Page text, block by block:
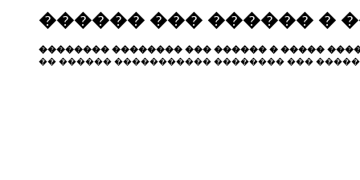
������ ��� ������ �
�������� �������� ��� ������ � �����
�� ������ ����������� �������� ���